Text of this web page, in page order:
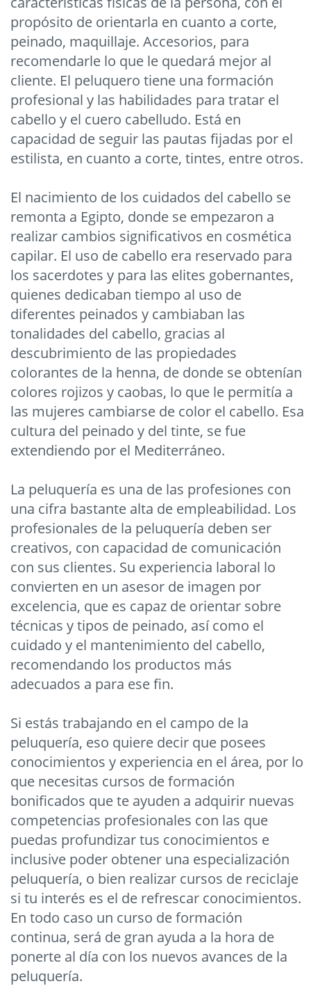
propósito de orientarla en cuanto a corte,
peinado, maquillaje. Accesorios, para
recomendarle lo que le quedará mejor al
cliente. El peluquero tiene una formación
profesional y las habilidades para tratar el
cabello y el cuero cabelludo. Está en
capacidad de seguir las pautas fijadas por el
estilista, en cuanto a corte, tintes, entre otros.
El nacimiento de los cuidados del cabello se
remonta a Egipto, donde se empezaron a
realizar cambios significativos en cosmética
capilar. El uso de cabello era reservado para
los sacerdotes y para las elites gobernantes,
quienes dedicaban tiempo al uso de
diferentes peinados y cambiaban las
tonalidades del cabello, gracias al
descubrimiento de las propiedades
colorantes de la henna, de donde se obtenían
colores rojizos y caobas, lo que le permitía a
las mujeres cambiarse de color el cabello. Esa
cultura del peinado y del tinte, se fue
extendiendo por el Mediterráneo.
La peluquería es una de las profesiones con
una cifra bastante alta de empleabilidad. Los
profesionales de la peluquería deben ser
creativos, con capacidad de comunicación
con sus clientes. Su experiencia laboral lo
convierten en un asesor de imagen por
excelencia, que es capaz de orientar sobre
técnicas y tipos de peinado, así como el
cuidado y el mantenimiento del cabello,
recomendando los productos más
adecuados a para ese fin.
Si estás trabajando en el campo de la
peluquería, eso quiere decir que posees
conocimientos y experiencia en el área, por lo
que necesitas cursos de formación
bonificados que te ayuden a adquirir nuevas
competencias profesionales con las que
puedas profundizar tus conocimientos e
inclusive poder obtener una especialización
peluquería, o bien realizar cursos de reciclaje
si tu interés es el de refrescar conocimientos.
En todo caso un curso de formación
continua, será de gran ayuda a la hora de
ponerte al día con los nuevos avances de la
peluquería.